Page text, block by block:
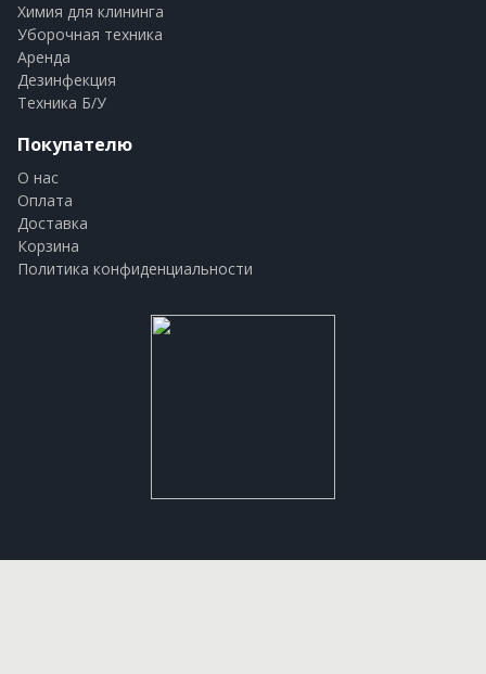
Химия для клининга
Уборочная техника
Аренда
Дезинфекция
Техника Б/У
Покупателю
О нас
Оплата
Доставка
Корзина
Политика конфиденциальности